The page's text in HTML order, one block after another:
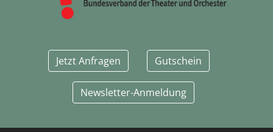
Jetzt Anfragen Gutschein
Newsletter-Anmeldung